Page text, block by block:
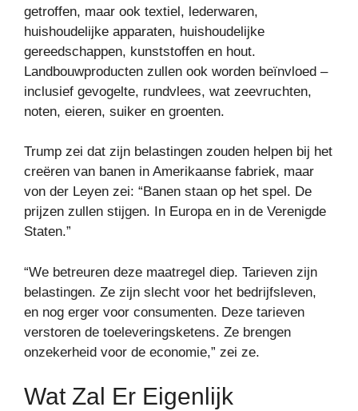
getroffen, maar ook textiel, lederwaren,
huishoudelijke apparaten, huishoudelijke
gereedschappen, kunststoffen en hout.
Landbouwproducten zullen ook worden beïnvloed –
inclusief gevogelte, rundvlees, wat zeevruchten,
noten, eieren, suiker en groenten.
Trump zei dat zijn belastingen zouden helpen bij het
creëren van banen in Amerikaanse fabriek, maar
von der Leyen zei: “Banen staan ​​op het spel. De
prijzen zullen stijgen. In Europa en in de Verenigde
Staten.”
“We betreuren deze maatregel diep. Tarieven zijn
belastingen. Ze zijn slecht voor het bedrijfsleven,
en nog erger voor consumenten. Deze tarieven
verstoren de toeleveringsketens. Ze brengen
onzekerheid voor de economie,” zei ze.
Wat Zal Er Eigenlijk